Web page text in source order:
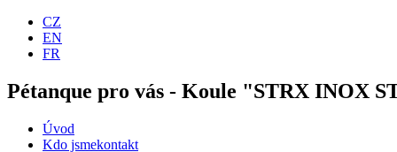
CZ
EN
FR
Pétanque pro vás - Koule "STRX INOX
Úvod
Kdo jsmekontakt